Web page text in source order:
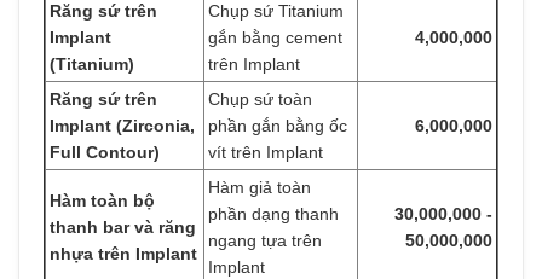
Răng sứ trên
Implant
(Titanium)
Chụp sứ Titanium
gắn bằng cement
trên Implant
4,000,000
Răng sứ trên
Implant (Zirconia,
Full Contour)
Chụp sứ toàn
phần gắn bằng ốc
vít trên Implant
6,000,000
Hàm toàn bộ
thanh bar và răng
nhựa trên Implant
Hàm giả toàn
phần dạng thanh
ngang tựa trên
Implant
30,000,000 -
50,000,000